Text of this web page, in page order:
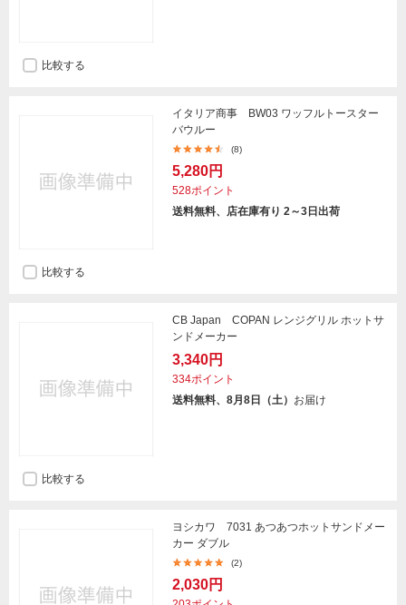
比較する
イタリア商事 BW03 ワッフルトースター
バウルー
(8)
5,280円
528ポイント
送料無料、店在庫有り 2～3日出荷
比較する
CB Japan COPAN レンジグリル ホットサ
ンドメーカー
3,340円
334ポイント
送料無料、8月8日（土） お届け
比較する
ヨシカワ 7031 あつあつホットサンドメー
カー ダブル
(2)
2,030円